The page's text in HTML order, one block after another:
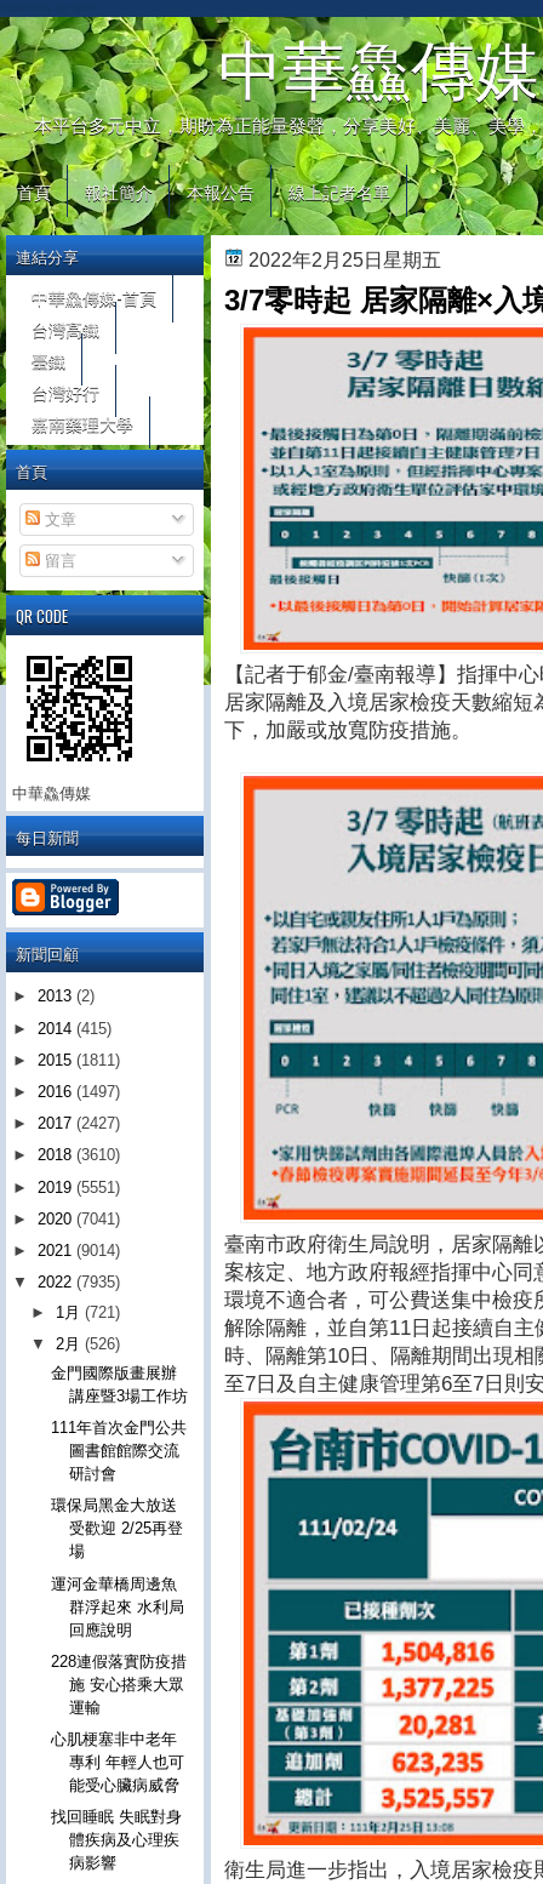
中華鱻傳媒
本平台多元中立，期盼為正能量發聲，分享美好、美麗、美學
首頁 報社簡介 本報公告 線上記者名單
2022年2月25日星期五
3/7零時起 居家隔離×入
【記者于郁金/臺南報導】指揮中
居家隔離及入境居家檢疫天數縮
下，加嚴或放寬防疫措施。
臺南市政府衛生局說明，居家隔
案核定、地方政府報經指揮中心
環境不適合者，可公費送集中檢
解除隔離，並自第11日起接續自
時、隔離第10日、隔離期間出現
至7日及自主健康管理第6至7日則
衛生局進一步指出，入境居家檢
連結分享
中華鱻傳媒-首頁
台灣高鐵
臺鐵
台灣好行
嘉南藥理大學
首頁
文章
留言
QR CODE
中華鱻傳媒
每日新聞
新聞回顧
► 2013 (2)
► 2014 (415)
► 2015 (1811)
► 2016 (1497)
► 2017 (2427)
► 2018 (3610)
► 2019 (5551)
► 2020 (7041)
► 2021 (9014)
▼ 2022 (7935)
► 1月(721)
▼ 2月(526)
金門國際版畫展辦
講座暨3場工作坊
111年首次金門公共
圖書館館際交流
研討會
環保局黑金大放送
受歡迎 2/25再登
場
運河金華橋周邊魚
群浮起來 水利局
回應說明
228連假落實防疫措
施 安心搭乘大眾
運輸
心肌梗塞非中老年
專利 年輕人也可
能受心臟病威脅
找回睡眠 失眠對身
體疾病及心理疾
病影響